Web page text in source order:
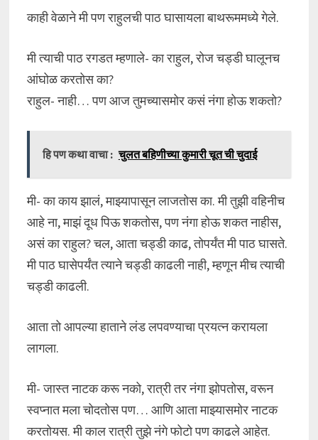
काही वेळाने मी पण राहुलची पाठ घासायला बाथरूममध्ये गेले.
मी त्याची पाठ रगडत म्हणाले- का राहुल, रोज चड्डी घालूनच
आंघोळ करतोस का?
राहुल- नाही… पण आज तुमच्यासमोर कसं नंगा होऊ शकतो?
हि पण कथा वाचा : चुलत बहिणीच्या कुमारी चूत ची चुदाई
मी- का काय झालं, माझ्यापासून लाजतोस का. मी तुझी वहिनीच
आहे ना, माझं दूध पिऊ शकतोस, पण नंगा होऊ शकत नाहीस,
असं का राहुल? चल, आता चड्डी काढ, तोपर्यंत मी पाठ घासते.
मी पाठ घासेपर्यंत त्याने चड्डी काढली नाही, म्हणून मीच त्याची
चड्डी काढली.
आता तो आपल्या हाताने लंड लपवण्याचा प्रयत्न करायला
लागला.
मी- जास्त नाटक करू नको, रात्री तर नंगा झोपतोस, वरून
स्वप्नात मला चोदतोस पण… आणि आता माझ्यासमोर नाटक
करतोयस. मी काल रात्री तुझे नंगे फोटो पण काढले आहेत.